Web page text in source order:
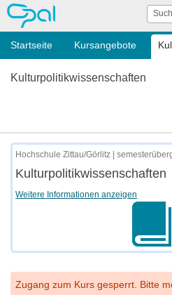
OPAL
Startseite Kursangebote
Kulturpolitikwissenschaften
Hochschule Zittau/Görlitz |
Kulturpolitikwissenschaften
Weitere Informationen anzeigen
Zugang zum Kurs gesperrt. Bitte